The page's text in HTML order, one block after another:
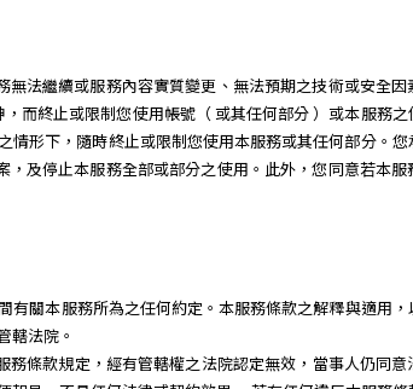
法繼續或服務內容實質變更、無法預期之技術或安全因
而終止或限制您使用帳號（ 或其任何部分 ）或本服務
形下，隨時終止或限制您使用本服務或其任何部分。
及停止本服務全部或部分之使用。此外，您同意若本服
關本服務所為之任何約定。本服務條款之解釋與適用
轄法院。
條款規定，經有管轄權之法院認定無效，當事人仍同意